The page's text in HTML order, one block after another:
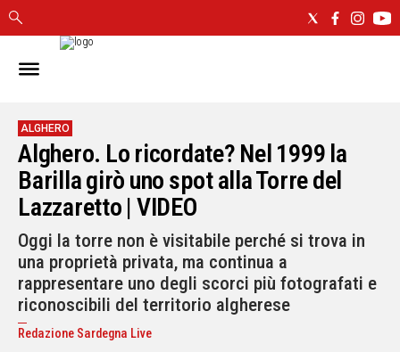
IN
CAGLIARI
SASSARI
NUORO
ORISTANO
SULCIS
GALLURA
OGLIASTRA
MEDIO
CAMPIDANO
ALGHERO
Alghero. Lo ricordate? Nel 1999 la
Barilla girò uno spot alla Torre del
Lazzaretto | VIDEO
Oggi la torre non è visitabile perché si trova in
una proprietà privata, ma continua a
rappresentare uno degli scorci più fotografati e
riconoscibili del territorio algherese
Redazione Sardegna Live